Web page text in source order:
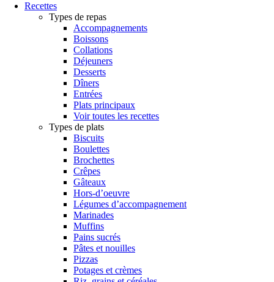
Recettes
Types de repas
Accompagnements
Boissons
Collations
Déjeuners
Desserts
Dîners
Entrées
Plats principaux
Voir toutes les recettes
Types de plats
Biscuits
Boulettes
Brochettes
Crêpes
Gâteaux
Hors-d’oeuvre
Légumes d’accompagnement
Marinades
Muffins
Pains sucrés
Pâtes et nouilles
Pizzas
Potages et crèmes